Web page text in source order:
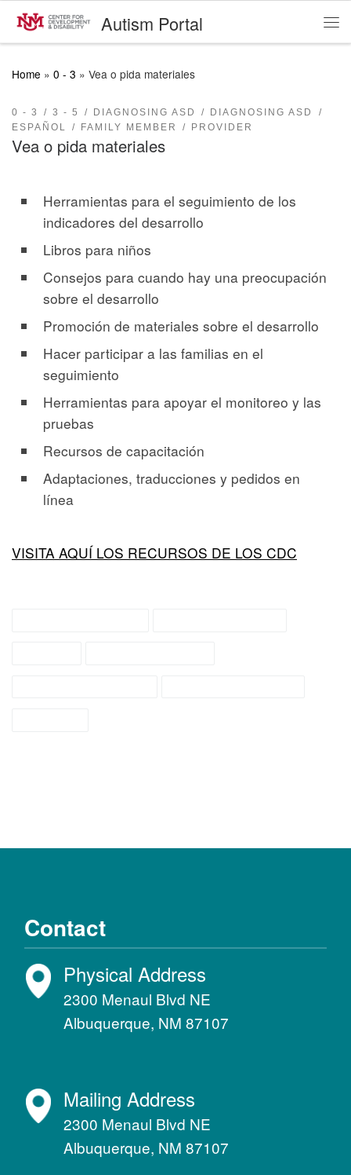
Skip to contentAutism Portal
Home » 0 - 3 » Vea o pida materiales
0 - 3 3 - 5 DIAGNOSING ASD
DIAGNOSING ASD
ESPAÑOL
FAMILY MEMBER PROVIDER
Vea o pida materiales
Herramientas para el seguimiento de los
indicadores del desarrollo
Libros para niños
Consejos para cuando hay una preocupación
sobre el desarrollo
Promoción de materiales sobre el desarrollo
Hacer participar a las familias en el
seguimiento
Herramientas para apoyar el monitoreo y las
pruebas
Recursos de capacitación
Adaptaciones, traducciones y pedidos en
línea
VISITA AQUÍ LOS RECURSOS DE LOS CDC
Contact
Physical Address
2300 Menaul Blvd NE
Albuquerque, NM 87107
Mailing Address
2300 Menaul Blvd NE
Albuquerque, NM 87107